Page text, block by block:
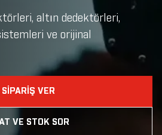
altın dedektörleri,
ve orijinal
SIPARIŞ VER
VE STOK SOR